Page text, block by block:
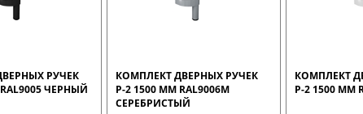
РУЧЕК
ЧЕРНЫЙ
КОМПЛЕКТ ДВЕРНЫХ РУЧЕК
Р-2 1500 ММ RAL9006М
СЕРЕБРИСТЫЙ
КОМПЛЕКТ
Р-2 1500 ММ